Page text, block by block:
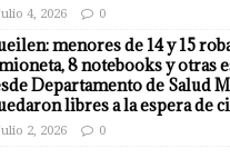
4, 2026 0
menores de 14 y 15
8 notebooks y otras
Departamento de Salud
libres a la espera de
2, 2026 0